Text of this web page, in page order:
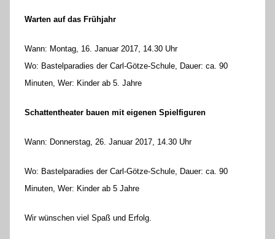
Warten auf das Frühjahr
Wann: Montag, 16. Januar 2017, 14.30 Uhr
Wo: Bastelparadies der Carl-Götze-Schule, Dauer: ca. 90
Minuten, Wer: Kinder ab 5. Jahre
Schattentheater bauen mit eigenen Spielfiguren
Wann: Donnerstag, 26. Januar 2017, 14.30 Uhr
Wo: Bastelparadies der Carl-Götze-Schule, Dauer: ca. 90
Minuten, Wer: Kinder ab 5 Jahre
Wir wünschen viel Spaß und Erfolg.